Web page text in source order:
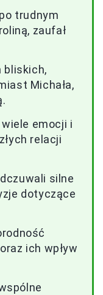
trudnym
zaufał
bliskich,
Michała,
wiele emocji i
relacji
silne
dotyczące
ich wpływ